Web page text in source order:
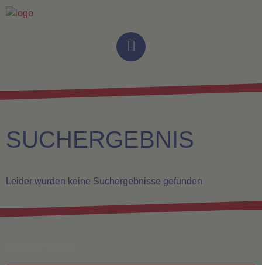
SUCHERGEBNIS
Leider wurden keine Suchergebnisse gefunden